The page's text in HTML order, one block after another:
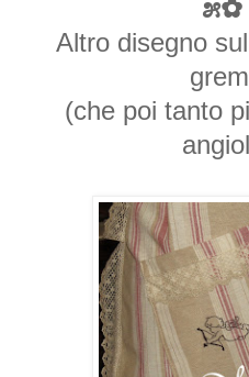
೫✿
Altro disegno
(che poi tanto